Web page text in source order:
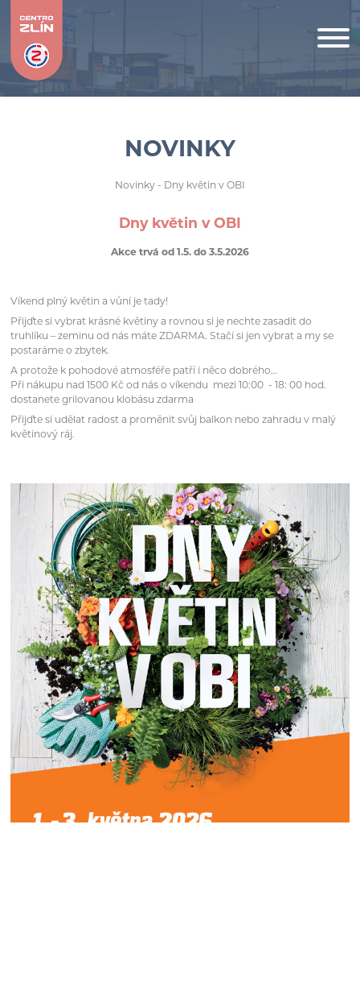
NOVINKY
Novinky - Dny květin v OBI
Dny květin v OBI
Akce trvá od 1.5. do 3.5.2026
Víkend plný květin a vůní je tady!
Přijďte si vybrat krásné květiny a rovnou si je nechte zasadit do
truhlíku – zeminu od nás máte ZDARMA. Stačí si jen vybrat a my se
postaráme o zbytek.
A protože k pohodové atmosféře patří i něco dobrého…
Při nákupu nad 1500 Kč od nás o víkendu mezi 10:00 - 18: 00 hod.
dostanete grilovanou klobásu zdarma
Přijďte si udělat radost a proměnit svůj balkon nebo zahradu v malý
květinový ráj.